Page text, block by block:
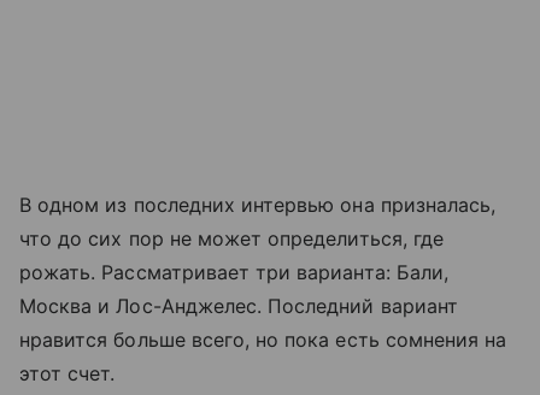
В одном из последних интервью она призналась,
что до сих пор не может определиться, где
рожать. Рассматривает три варианта: Бали,
Москва и Лос-Анджелес. Последний вариант
нравится больше всего, но пока есть сомнения на
этот счет.